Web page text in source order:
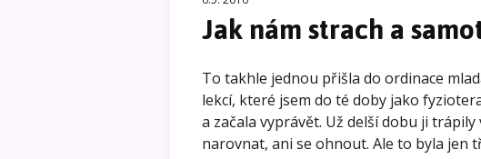
Jak nám strach a
To takhle jednou přišla do ordinace
lekcí, které jsem do té doby jako
a začala vyprávět. Už delší dobu ji
narovnat, ani se ohnout. Ale to byla jen